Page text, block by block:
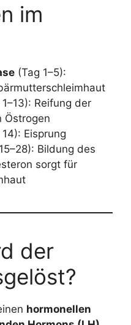
im
(Tag 1–5):
1–13): Reifung der
Östrogen
Eisprung
Bildung des
sorgt für
der
hormonellen